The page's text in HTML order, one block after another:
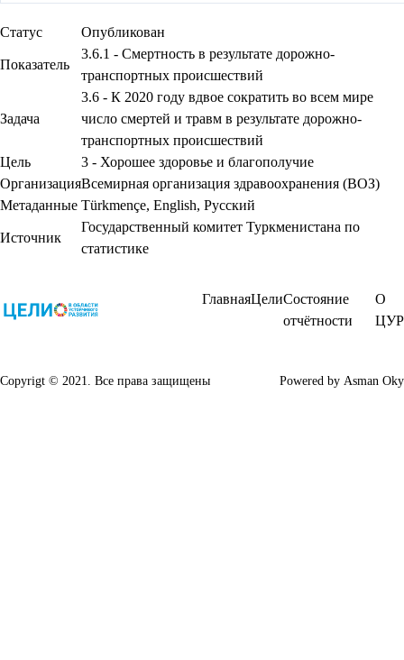
Статус Опубликован
Показатель
3.6.1 - Смертность в результате дорожно-
транспортных происшествий
Задача
3.6 - К 2020 году вдвое сократить во всем мире
число смертей и травм в результате дорожно-
транспортных происшествий
Цель
3 - Хорошее здоровье и благополучие
ОрганизацияВсемирная организация здравоохранения (ВОЗ)
Метаданные Türkmençe, English, Русский
Источник
Государственный комитет Туркменистана по
статистике
ГлавнаяЦелиСостояние
отчётности
О
ЦУР
Copyrigt © 2021. Все права защищены Powered by Asman Oky